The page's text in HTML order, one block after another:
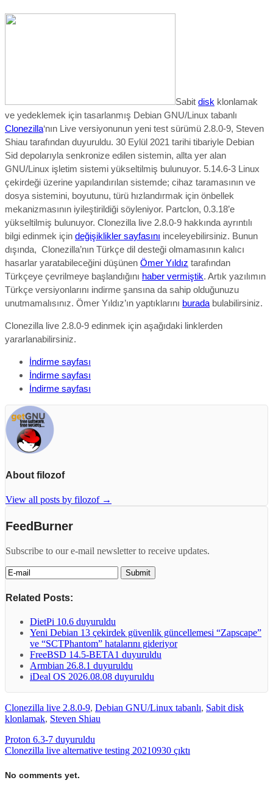
Sabit disk klonlamak
ve yedeklemek için tasarlanmış Debian GNU/Linux tabanlı
Clonezilla‘nın Live versiyonunun yeni test sürümü 2.8.0-9, Steven
Shiau tarafından duyuruldu. 30 Eylül 2021 tarihi tibariyle Debian
Sid depolarıyla senkronize edilen sistemin, allta yer alan
GNU/Linux işletim sistemi yükseltilmiş bulunuyor. 5.14.6-3 Linux
çekirdeği üzerine yapılandırılan sistemde; cihaz taramasının ve
dosya sistemini, boyutunu, türü hızlandırmak için önbellek
mekanizmasının iyileştirildiği söyleniyor. Partclon, 0.3.18’e
yükseltilmiş bulunuyor. Clonezilla live 2.8.0-9 hakkında ayrıntılı
bilgi edinmek için değişiklikler sayfasını inceleyebilirsiniz. Bunun
dışında, Clonezilla’nın Türkçe dil desteği olmamasının kalıcı
hasarlar yaratabileceğini düşünen Ömer Yıldız tarafından
Türkçeye çevrilmeye başlandığını haber vermiştik. Artık yazılımın
Türkçe versiyonlarını indirme şansına da sahip olduğunuzu
unutmamalısınız. Ömer Yıldız’ın yaptıklarını burada bulabilirsiniz.
Clonezilla live 2.8.0-9 edinmek için aşağıdaki linklerden
yararlanabilirsiniz.
İndirme sayfası
İndirme sayfası
İndirme sayfası
About filozof
View all posts by filozof →
FeedBurner
Subscribe to our e-mail newsletter to receive updates.
Related Posts:
DietPi 10.6 duyuruldu
Yeni Debian 13 çekirdek güvenlik güncellemesi “Zapscape”
ve “SCTPhantom” hatalarını gideriyor
FreeBSD 14.5-BETA1 duyuruldu
Armbian 26.8.1 duyuruldu
iDeal OS 2026.08.08 duyuruldu
Clonezilla live 2.8.0-9, Debian GNU/Linux tabanlı, Sabit disk
klonlamak, Steven Shiau
Proton 6.3-7 duyuruldu
Clonezilla live alternative testing 20210930 çıktı
No comments yet.